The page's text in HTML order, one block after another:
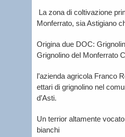
La zona di coltivazione
Monferrato, sia Astigiano
Origina due DOC:
Grignolino del Monferrato
l’azienda agricola Franco
ettari di grignolino nel
d’Asti.
Un terrior altamente
bianchi